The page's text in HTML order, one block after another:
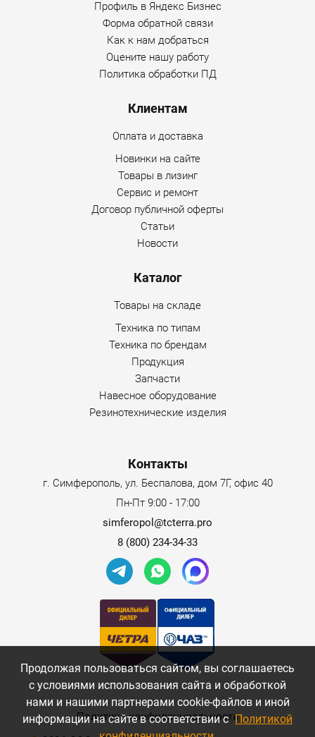
Профиль в Яндекс Бизнес
Форма обратной связи
Как к нам добраться
Оцените нашу работу
Политика обработки ПД
Клиентам
Оплата и доставка
Новинки на сайте
Товары в лизинг
Сервис и ремонт
Договор публичной оферты
Статьи
Новости
Каталог
Товары на складе
Техника по типам
Техника по брендам
Продукция
Запчасти
Навесное оборудование
Резинотехнические изделия
Контакты
г. Симферополь, ул. Беспалова, дом 7Г, офис 40
Пн-Пт 9:00 - 17:00
simferopol@tcterra.pro
8 (800) 234-34-33
Политика конфиденциальности
Продолжая пользоваться сайтом, вы соглашаетесь
с условиями использования сайта и обработкой
нами и нашими партнерами cookie-файлов и иной
информации на сайте в соответствии с Политикой